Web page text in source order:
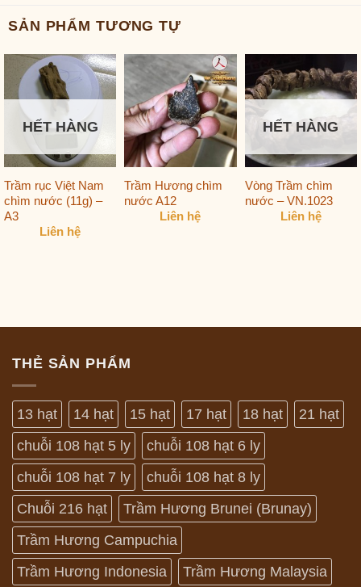
SẢN PHẨM TƯƠNG TỰ
HẾT HÀNG
Trầm rục Việt Nam
chìm nước (11g) –
A3
Liên hệ
Trầm Hương chìm
nước A12
Liên hệ
HẾT HÀNG
Vòng Trầm chìm
nước – VN.1023
Liên hệ
THẺ SẢN PHẨM
13 hạt 14 hạt 15 hạt 17 hạt 18 hạt
21 hạt
chuỗi 108 hạt 5 ly
chuỗi 108 hạt 6 ly
chuỗi 108 hạt 7 ly
chuỗi 108 hạt 8 ly
Chuỗi 216 hạt
Trầm Hương Brunei (Brunay)
Trầm Hương Campuchia
Trầm Hương Indonesia
Trầm Hương Malaysia